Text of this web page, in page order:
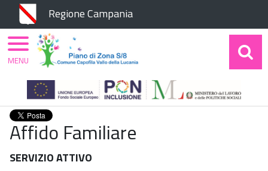
Regione Campania
MENUHome Piano di Zona Aree di Intervento
Famiglie
Affido familiare
Affido Familiare
SERVIZIO ATTIVO